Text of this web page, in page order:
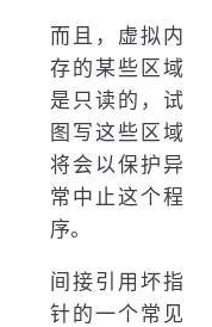
而且，虚拟内
存的某些区域
是只读的，试
图写这些区域
将会以保护异
常中止这个程
序。
间接引用坏指
针的一个常见